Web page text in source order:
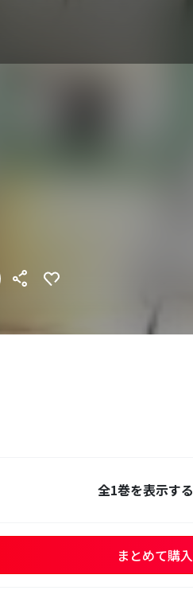
全1巻を表示する
まとめて購入